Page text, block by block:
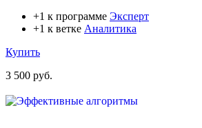
+1 к программе Эксперт
+1 к ветке Аналитика
Купить
3 500 руб.